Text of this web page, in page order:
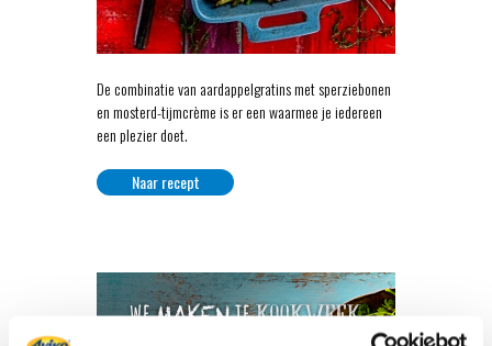
De combinatie van aardappelgratins met sperziebonen
en mosterd-tijmcrème is er een waarmee je iedereen
een plezier doet.
Naar recept